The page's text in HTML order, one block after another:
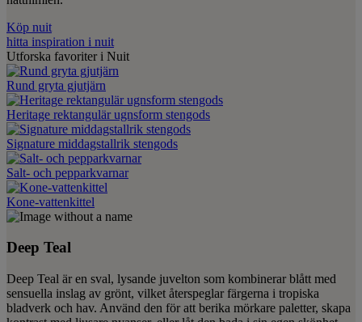
Köp nuit
hitta inspiration i nuit
Utforska favoriter i Nuit
Rund gryta gjutjärn
Heritage rektangulär ugnsform stengods
Signature middagstallrik stengods
Salt- och pepparkvarnar
Kone-vattenkittel
Deep Teal
Deep Teal är en sval, lysande juvelton som kombinerar blått med
sensuella inslag av grönt, vilket återspeglar färgerna i tropiska
bladverk och hav. Använd den för att berika mörkare paletter, skapa